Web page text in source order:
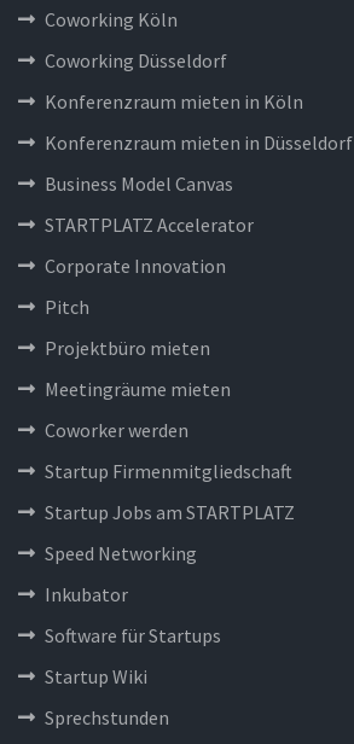
Coworking Köln
Coworking Düsseldorf
Konferenzraum mieten in Köln
Konferenzraum mieten in Düsseldorf
Business Model Canvas
STARTPLATZ Accelerator
Corporate Innovation
Pitch
Projektbüro mieten
Meetingräume mieten
Coworker werden
Startup Firmenmitgliedschaft
Startup Jobs am STARTPLATZ
Speed Networking
Inkubator
Software für Startups
Startup Wiki
Sprechstunden